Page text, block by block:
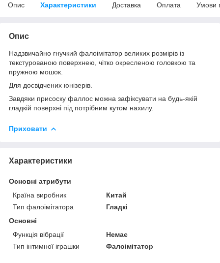
Опис Характеристики Доставка Оплата Умови
Опис
Надзвичайно гнучкий фалоімітатор великих розмірів із
текстурованою поверхнею, чітко окресленою головкою та
пружною мошок.
Для досвідчених юнізерів.
Завдяки присоску фаллос можна зафіксувати на будь-якій
гладкій поверхні під потрібним кутом нахилу.
Приховати
Характеристики
Основні атрибути
Країна виробник
Китай
Тип фалоімітатора
Гладкі
Основні
Функція вібрації
Немає
Тип інтимної іграшки
Фалоімітатор